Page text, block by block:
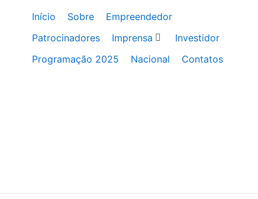
Início Sobre
Empreendedor
Patrocinadores
Imprensa
Investidor
Programação 2025
Nacional Contatos